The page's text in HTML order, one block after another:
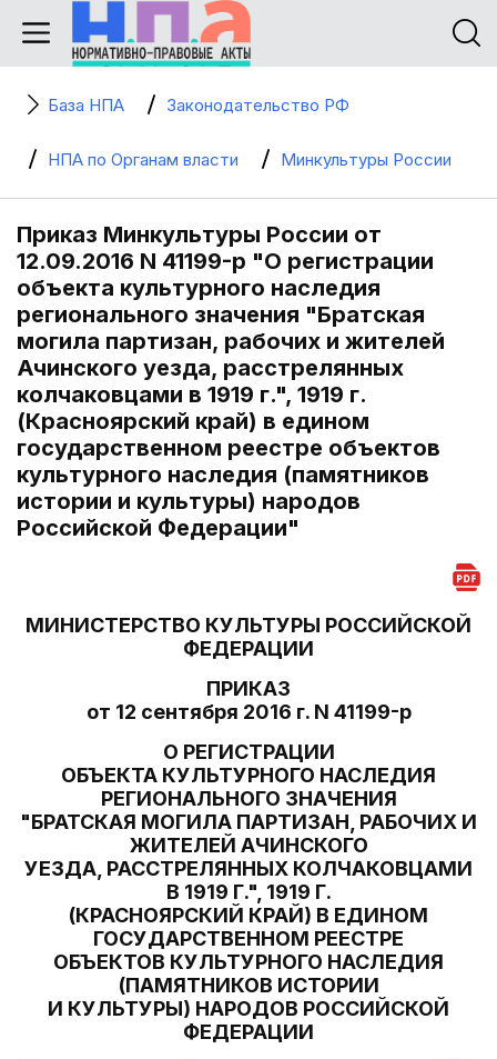
База НПА Законодательство РФ
НПА по Органам власти Минкультуры России
Приказ Минкультуры России от
12.09.2016 N 41199-р "О регистрации
объекта культурного наследия
регионального значения "Братская
могила партизан, рабочих и жителей
Ачинского уезда, расстрелянных
колчаковцами в 1919 г.", 1919 г.
(Красноярский край) в едином
государственном реестре объектов
культурного наследия (памятников
истории и культуры) народов
Российской Федерации"
МИНИСТЕРСТВО КУЛЬТУРЫ РОССИЙСКОЙ
ФЕДЕРАЦИИ
ПРИКАЗ
от 12 сентября 2016 г. N 41199-р
О РЕГИСТРАЦИИ
ОБЪЕКТА КУЛЬТУРНОГО НАСЛЕДИЯ
РЕГИОНАЛЬНОГО ЗНАЧЕНИЯ
"БРАТСКАЯ МОГИЛА ПАРТИЗАН, РАБОЧИХ И
ЖИТЕЛЕЙ АЧИНСКОГО
УЕЗДА, РАССТРЕЛЯННЫХ КОЛЧАКОВЦАМИ
В 1919 Г.", 1919 Г.
(КРАСНОЯРСКИЙ КРАЙ) В ЕДИНОМ
ГОСУДАРСТВЕННОМ РЕЕСТРЕ
ОБЪЕКТОВ КУЛЬТУРНОГО НАСЛЕДИЯ
(ПАМЯТНИКОВ ИСТОРИИ
И КУЛЬТУРЫ) НАРОДОВ РОССИЙСКОЙ
ФЕДЕРАЦИИ